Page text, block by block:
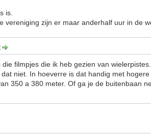
is.
vereniging zijn er maar anderhalf uur in de
die filmpjes die ik heb gezien van
niet. In hoeverre is dat handig met
350 a 380 meter. Of ga je de buitenbaan